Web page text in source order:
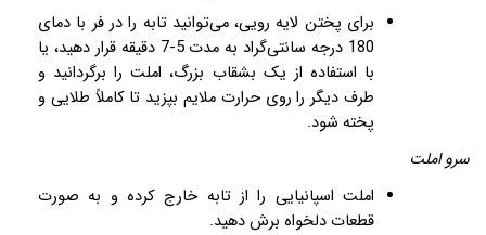
برای پختن لایه رویی، می‌توانید تابه را در فر با دمای
180 درجه سانتی‌گراد به مدت 5-7 دقیقه قرار دهید، یا
با استفاده از یک بشقاب بزرگ، املت را برگردانید و
طرف دیگر را روی حرارت ملایم بپزید تا کاملاً طلایی و
پخته شود.
سرو املت
املت اسپانیایی را از تابه خارج کرده و به صورت
قطعات دلخواه برش دهید.